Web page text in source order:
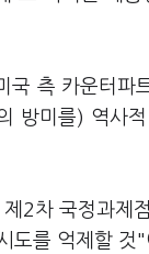
측 카운터
방미를) 역사
2차 국정과제
도를 억제할